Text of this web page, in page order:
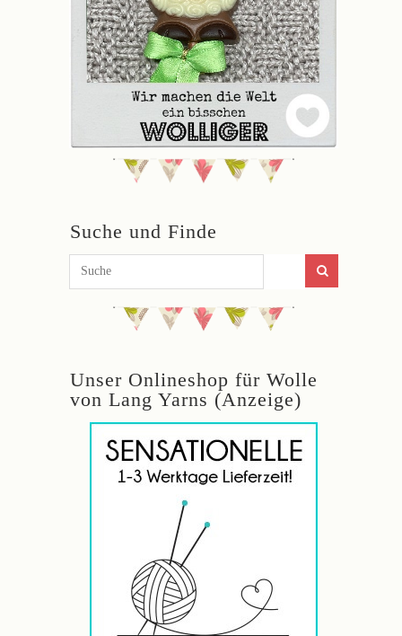
Suche und Finde
Unser Onlineshop für Wolle
von Lang Yarns (Anzeige)